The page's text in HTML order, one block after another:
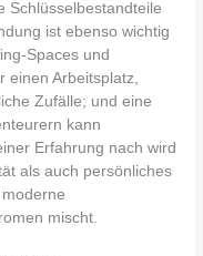
Schlüsselbestandteile
ist ebenso wichtig
Spaces und
einen Arbeitsplatz,
Zufälle; und eine
kann
Erfahrung nach wird
als auch persönliches
mischt.